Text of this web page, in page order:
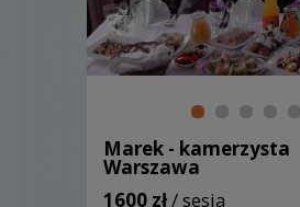
Marek - kamerzysta
Warszawa
1600 zł/ sesja